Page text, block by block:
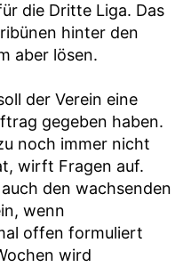
die Dritte Liga. Das
hinter den
aber lösen.
der Verein eine
gegeben haben.
noch immer nicht
wirft Fragen auf.
den wachsenden
wenn
offen formuliert
wird